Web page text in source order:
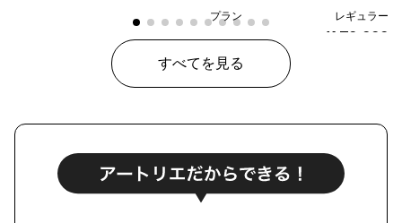
プラン
レギュラー
価格
¥ 70,000
すべてを見る